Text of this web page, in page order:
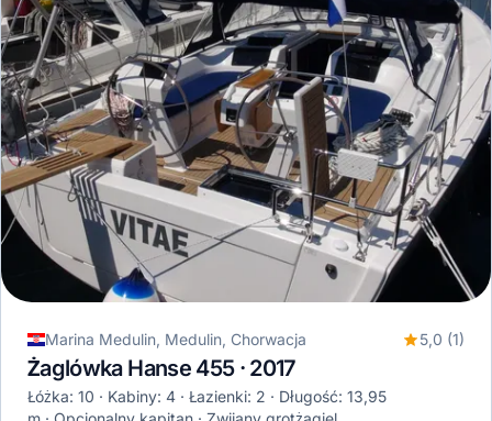
Marina Medulin, Medulin, Chorwacja 5,0 (1)
Żaglówka Hanse 455 · 2017
Łóżka: 10 Kabiny: 4 Łazienki: 2
Długość: 13,95